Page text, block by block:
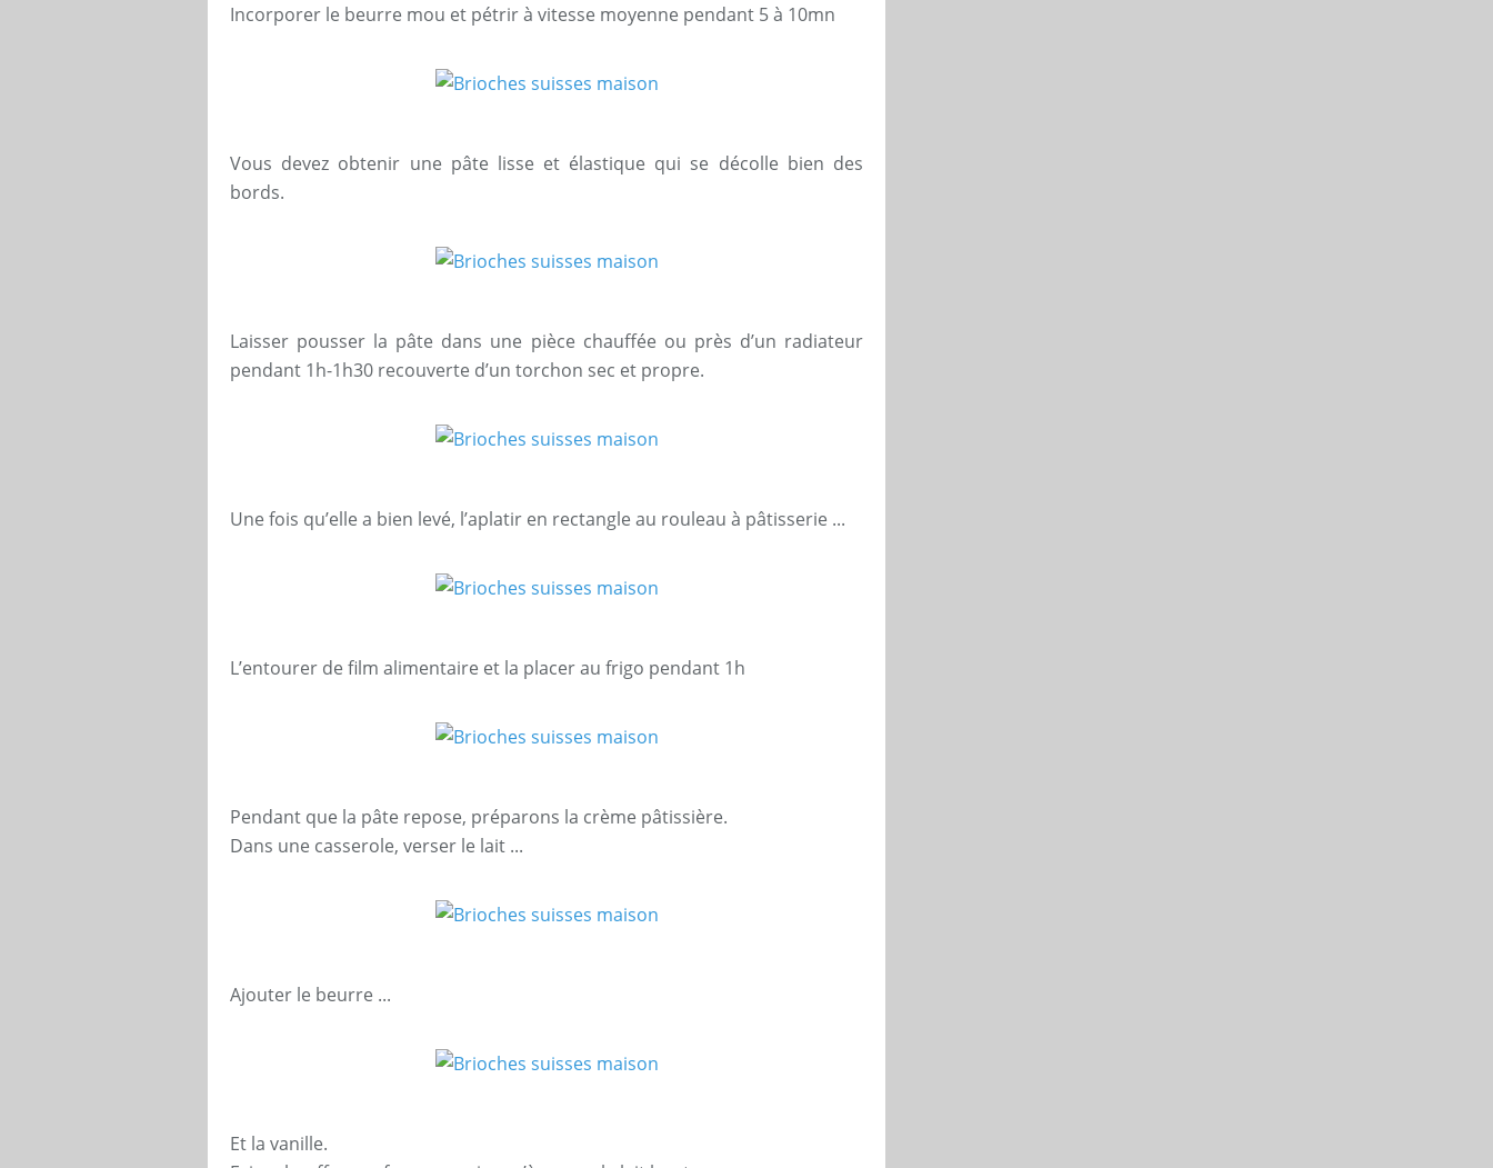
Incorporer le beurre mou et pétrir à vitesse moyenne pendant 5 à 10mn
Vous devez obtenir une pâte lisse et élastique qui se décolle bien des
bords.
Laisser pousser la pâte dans une pièce chauffée ou près d’un radiateur
pendant 1h-1h30 recouverte d’un torchon sec et propre.
Une fois qu’elle a bien levé, l’aplatir en rectangle au rouleau à pâtisserie ...
L’entourer de film alimentaire et la placer au frigo pendant 1h
Pendant que la pâte repose, préparons la crème pâtissière.
Dans une casserole, verser le lait ...
Ajouter le beurre ...
Et la vanille.